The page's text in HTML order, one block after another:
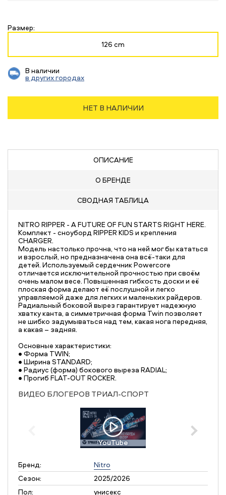
Размер:
126 cm
В наличии
в других городах
НЕТ В НАЛИЧИИ
ОПИСАНИЕ
О БРЕНДЕ
СВОДНАЯ ТАБЛИЦА
NITRO RIPPER - A FUTURE OF FUN STARTS RIGHT HERE.
Комплект - сноуборд RIPPER KIDS и крепления
CHARGER.
Модель настолько прочна, что на ней мог бы кататься
и взрослый, но предназначена она всё-таки для
детей. Используемый сердечник Powercore
отличается исключительной прочностью при своём
очень малом весе. Повышенная гибкость доски и её
плоская форма делают её послушной и легко
управляемой даже для легких и маленьких райдеров.
Радиальный боковой вырез гарантирует надежную
хватку канта, а симметричная форма Twin позволяет
не шибко задумываться над тем, какая нога передняя,
а какая – задняя.
Основные характеристики:
• Форма TWIN;
• Ширина STANDARD;
• Радиус (форма) бокового выреза RADIAL;
• Прогиб FLAT-OUT ROCKER.
ВИДЕО БЛОГЕРОВ ТРИАЛ-СПОРТ
YouTube
Бренд:
Nitro
Сезон:
2025/2026
Пол:
унисекс